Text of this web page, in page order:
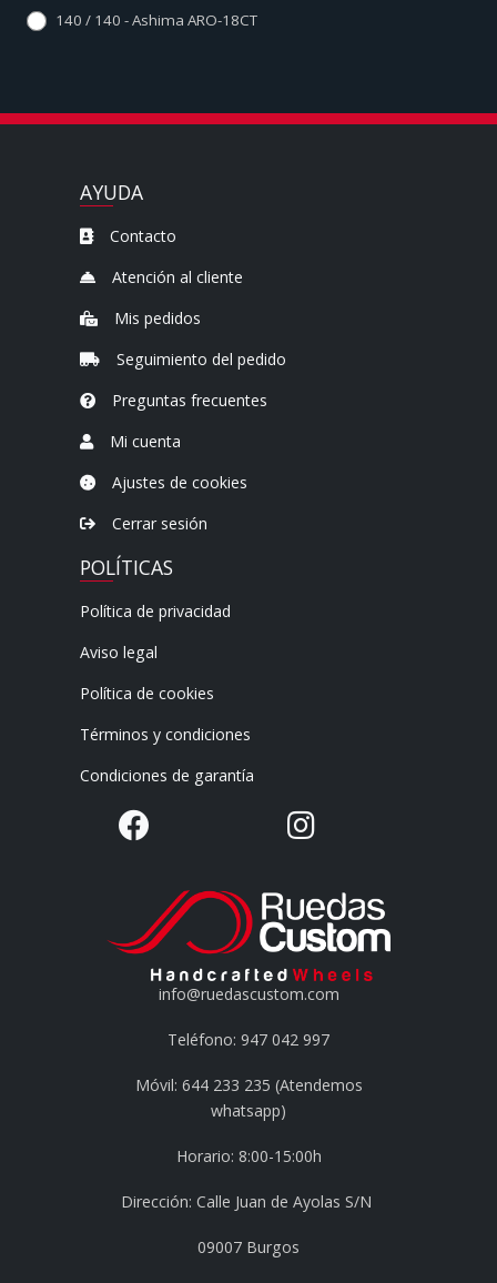
140 / 140 - Ashima ARO-18CT
AYUDA
Contacto
Atención al cliente
Mis pedidos
Seguimiento del pedido
Preguntas frecuentes
Mi cuenta
Ajustes de cookies
Cerrar sesión
POLÍTICAS
Política de privacidad
Aviso legal
Política de cookies
Términos y condiciones
Condiciones de garantía
info@ruedascustom.com
Teléfono: 947 042 997
Móvil: 644 233 235 (Atendemos
whatsapp)
Horario: 8:00-15:00h
Dirección: Calle Juan de Ayolas S/N
09007 Burgos